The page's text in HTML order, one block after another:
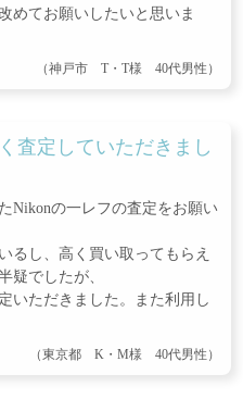
めてお願いしたいと思いま
（神戸市 T・T様 40代男性）
査定していただきまし
Nikonの一レフの査定をお願い
るし、高く買い取ってもらえ
疑でしたが、
いただきました。また利用し
（東京都 K・M様 40代男性）